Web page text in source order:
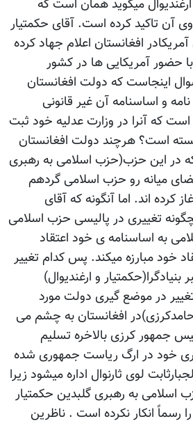
میگوید همان است که
آن تاکید کرده است. آقای حکمتیار
افغانستان اعلام جهاد کرده
حضور آمریکایی ها در کشور
اینجاست که دولت افغانستان
و اساسنامه آن غیر قانونی
که آنرا در وزارت عدلیه خود ثبت
است؟ هرچند دولت افغانستان
در این حزب(حزب اسلامی به رهبری
میانه رو حزب اسلامی گردهم
کرده اند. اما آنگونه که آقای
تغییری در پالیسی حزب اسلامی
به اساسنامه ی خود اعتقاد
خود مبارزه میکند. پس کدام تغییر
و ارغندیوال)
در موضع گیری دولت مورد
افغانستان به چشم می
جمهور کرزی بالاخره تسلیم
خود در ارگ ریاست جمهوری شده
لوی ثارنوال اداره میشود زیرا
اسلامی به رهبری گلبدین حکمتیار
رسماً انکار نکرده است . ناظرین